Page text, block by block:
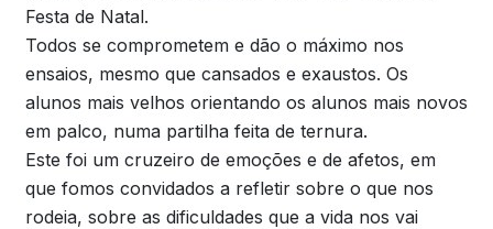
Festa de Natal.
Todos se comprometem e dão o máximo nos
ensaios, mesmo que cansados e exaustos. Os
alunos mais velhos orientando os alunos mais novos
em palco, numa partilha feita de ternura.
Este foi um cruzeiro de emoções e de afetos, em
que fomos convidados a refletir sobre o que nos
rodeia, sobre as dificuldades que a vida nos vai